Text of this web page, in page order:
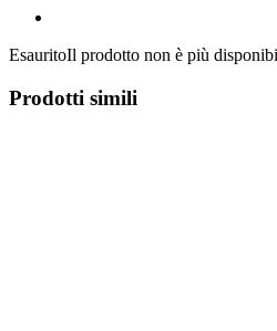
EsauritoIl prodotto non è più
Prodotti simili